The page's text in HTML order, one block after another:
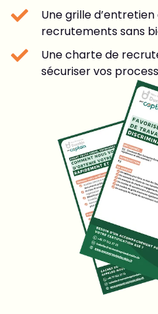
Une grille
recrutements sans
Une charte de
sécuriser vos process